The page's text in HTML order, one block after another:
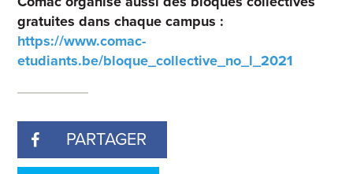
gratuites dans chaque campus :
https://www.comac-
etudiants.be/bloque_collective_no_l_2021
PARTAGER